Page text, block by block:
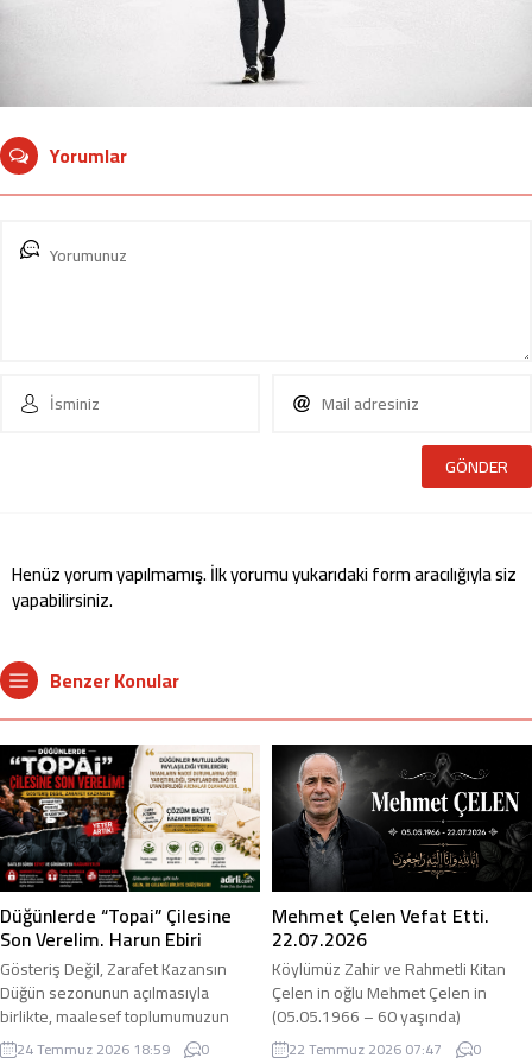
Yorumlar
Henüz yorum yapılmamış. İlk yorumu yukarıdaki form aracılığıyla siz
yapabilirsiniz.
Benzer Konular
Düğünlerde “Topai” Çilesine
Son Verelim. Harun Ebiri
Gösteriş Değil, Zarafet Kazansın
Düğün sezonunun açılmasıyla
birlikte, maalesef toplumumuzun
kanayan yaralarından biri olan
24 Temmuz 2026 18:59 0
Mehmet Çelen Vefat Etti.
22.07.2026
Köylümüz Zahir ve Rahmetli Kitan
Çelen in oğlu Mehmet Çelen in
(05.05.1966 – 60 yaşında)
Akciğerinde Kitle yüzünden İstanbul
22 Temmuz 2026 07:47 0